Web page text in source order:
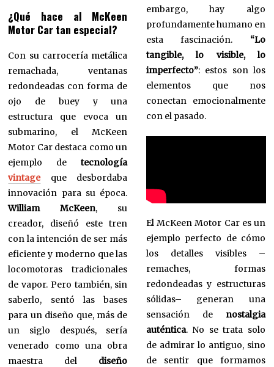
¿Qué hace al McKeen
Motor Car tan especial?
Con su carrocería metálica
remachada, ventanas
redondeadas con forma de
ojo de buey y una
estructura que evoca un
submarino, el McKeen
Motor Car destaca como un
ejemplo detecnología
vintageque desbordaba
innovación para su época.
William McKeen, su
creador, diseñó este tren
con la intención de ser más
eficiente y moderno que las
locomotoras tradicionales
de vapor. Pero también, sin
saberlo, sentó las bases
para un diseño que, más de
un siglo después, sería
venerado como una obra
maestra del diseño
embargo, hay algo
profundamente humano en
esta fascinación. “Lo
tangible, lo visible, lo
imperfecto”: estos son los
elementos que nos
conectan emocionalmente
con el pasado.
El McKeen Motor Car es un
ejemplo perfecto de cómo
los detalles visibles –
remaches, formas
redondeadas y estructuras
sólidas– generan una
sensación de nostalgia
auténtica. No se trata solo
de admirar lo antiguo, sino
de sentir que formamos